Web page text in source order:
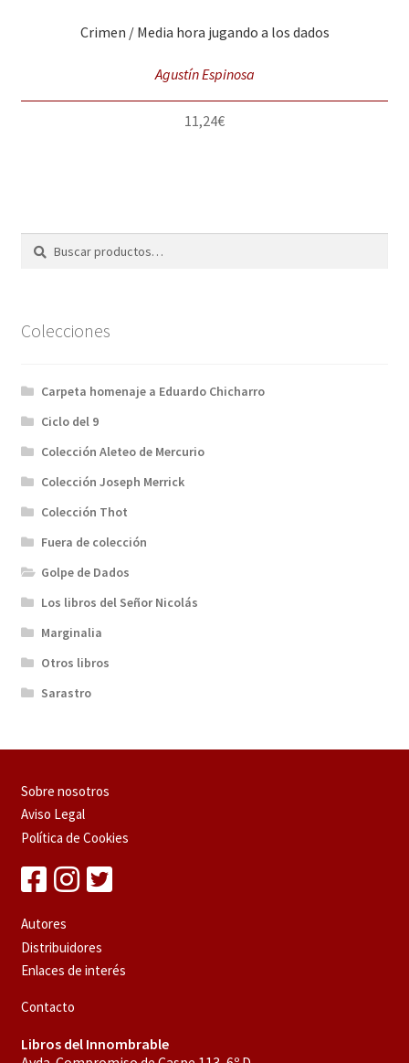
Crimen / Media hora jugando a los dados
Agustín Espinosa
11,24€
Buscar
Buscar
Colecciones
Carpeta homenaje a Eduardo Chicharro
Ciclo del 9
Colección Aleteo de Mercurio
Colección Joseph Merrick
Colección Thot
Fuera de colección
Golpe de Dados
Los libros del Señor Nicolás
Marginalia
Otros libros
Sarastro
Sobre nosotros
Aviso Legal
Política de Cookies
Autores
Distribuidores
Enlaces de interés
Contacto
Libros del Innombrable